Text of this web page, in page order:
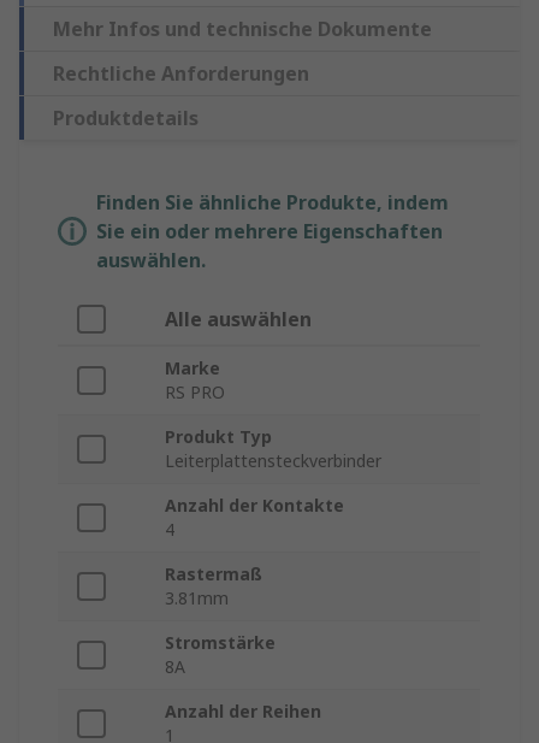
Mehr Infos und technische Dokumente
Rechtliche Anforderungen
Produktdetails
Finden Sie ähnliche Produkte, indem
Sie ein oder mehrere Eigenschaften
auswählen.
Alle auswählen
Marke
RS PRO
Produkt Typ
Leiterplattensteckverbinder
Anzahl der Kontakte
4
Rastermaß
3.81mm
Stromstärke
8A
Anzahl der Reihen
1